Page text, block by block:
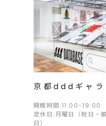
京都dddギャラ
開館時間:11:00-19:00
定休日:月曜日（祝日・
日）